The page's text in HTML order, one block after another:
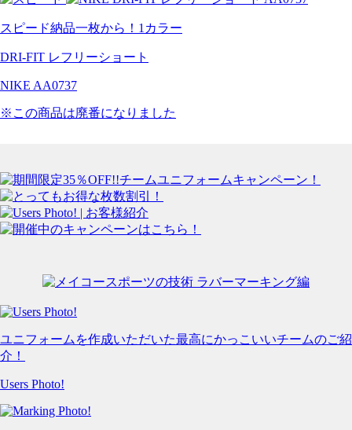
スピード納品一枚から！ 1 カラー
DRI-FIT レフリーショート
NIKE AA0737
※この商品は廃番になりました
ユニフォームを作成いただいた最高にかっこいいチームのご紹
介！
Users Photo!